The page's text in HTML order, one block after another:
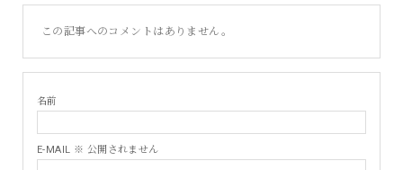
この記事へのコメントはありません。
名前
E-MAIL ※ 公開されません